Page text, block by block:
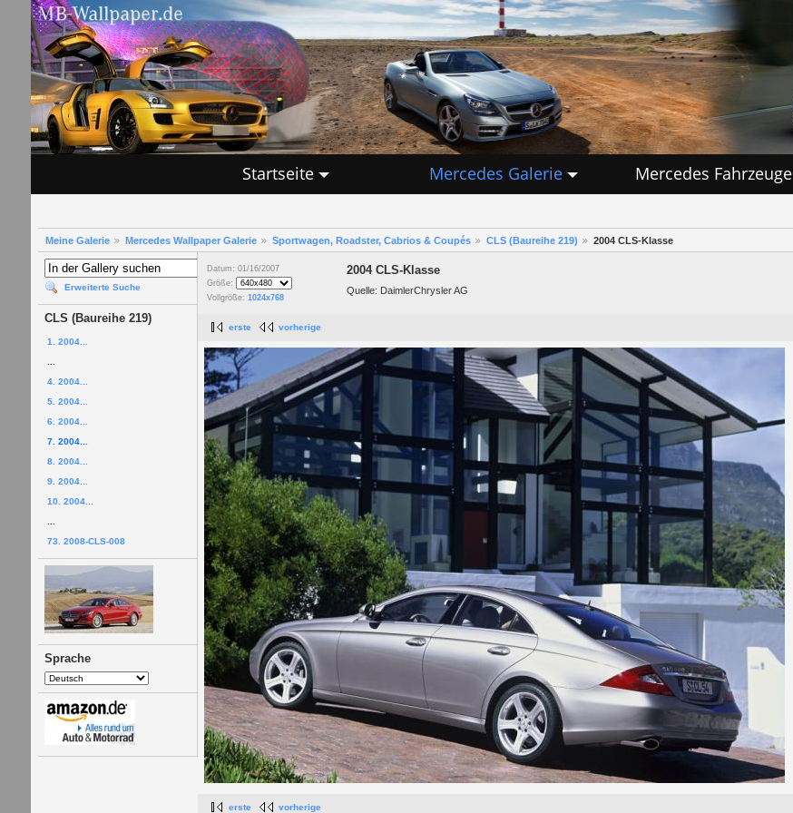
Startseite Mercedes Galerie Mercedes Fahrzeuge
Meine Galerie Mercedes Wallpaper Galerie Sportwagen, Roadster, Cabrios & Coupés CLS (Baureihe 219) 2004 CLS-Klasse
Erweiterte Suche
CLS (Baureihe 219)
1. 2004...
4. 2004...
5. 2004...
6. 2004...
7. 2004...
8. 2004...
9. 2004...
10. 2004...
73. 2008-CLS-008
Sprache
Datum: 01/16/2007
Größe:
Vollgröße: 1024x768
2004 CLS-Klasse
Quelle: DaimlerChrysler AG
erste vorherige
erste vorherige